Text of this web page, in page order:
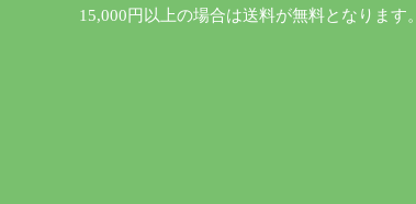
15,000円以上の場合は送料が無料となります。